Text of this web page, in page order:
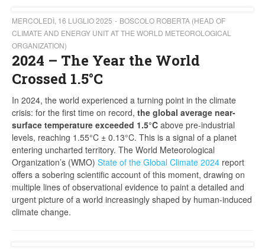
MERCOLEDÌ, 16 LUGLIO 2025
BOSCOLO ROBERTA (HEAD OF
CLIMATE AND ENERGY UNIT AT THE WORLD METEOROLOGICAL
ORGANIZATION)
2024 – The Year the World
Crossed 1.5°C
In 2024, the world experienced a turning point in the climate
crisis: for the first time on record, the global average near-
surface temperature exceeded 1.5°C above pre-industrial
levels, reaching 1.55°C ± 0.13°C. This is a signal of a planet
entering uncharted territory. The World Meteorological
Organization’s (WMO) State of the Global Climate 2024 report
offers a sobering scientific account of this moment, drawing on
multiple lines of observational evidence to paint a detailed and
urgent picture of a world increasingly shaped by human-induced
climate change.